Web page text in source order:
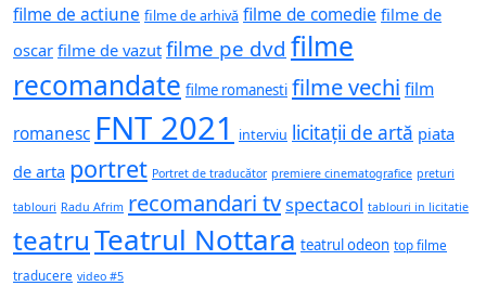
filme de actiune filme de arhivă filme de comedie filme de
oscar filme de vazut filme pe dvd filme
recomandate filme romanesti filme vechi film
romanesc FNT 2021 interviu licitații de artă piata
de arta portret Portret de traducător premiere cinematografice preturi
tablouri Radu Afrim recomandari tvspectacol tablouri in licitatie
teatruTeatrul Nottara teatrul odeon top filme
traducere video #5